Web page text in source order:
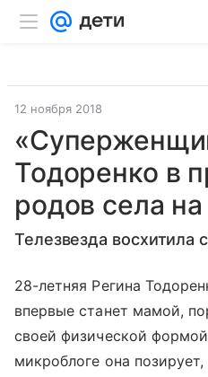
12 ноября 2018
Тодоренко в
родов села
Телезвезда восхитила
28-летняя Регина
впервые станет мамой,
своей физической
микроблоге она